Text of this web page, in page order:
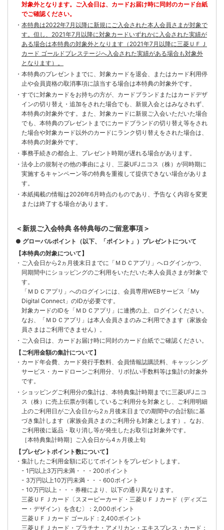
対象外となります。ご入会日は、カードお届け時に同封のカード台紙
でご確認ください。
・ 本特典は2022年7月以降に新規にご入会された本人会員さまが対象で
す。但し、2021年7月以降に対象カードいずれかに入会された実績が
ある場合は本特典の対象外となります（2021年7月以降に三菱ＵＦＪ
カード ゴールドプレステージへ入会された実績がある場合も対象外
となります）。
・本特典のプレゼントまでに、対象カードを退会、またはカード利用停
止や会員資格の取消事項に該当する場合は本特典の対象外です。
・すでに対象カードをお持ちの方が、カードブランドまたはカードデザ
インの切り替え・追加をされた場合でも、新規入会とはみなされず、
本特典の対象外です。また、対象カードに新規ご入会いただいた場合
でも、本特典のプレゼントまでにカードブランドの切り替え等をされ
た場合や対象カード以外のカードにランク切り替えをされた場合は、
本特典の対象外です。
・事務手続きの都合上、プレゼント時期が遅れる場合があります。
・法令上の規制その他の事由により、三菱UFJニコス（株）が同時期に
実施するキャンペーン等の特典を重複して提供できない場合がありま
す。
・本紙掲載の情報は2026年6月時点のものであり、予告なく内容を変更
または終了する場合があります。
＜新規ご入会特典 各特典毎のご留意事項＞
● グローバルポイント（以下、「ポイント」）プレゼントについて
【本特典の対象について】
・ご入会日から2ヵ月後末日までに「ＭＤＣアプリ」へログインかつ、
同期間中にショッピングのご利用をいただいた本人会員さまが対象で
す。
「ＭＤＣアプリ」へのログインには、会員専用WEBサービス「My
Digital Connect」のIDが必要です。
対象カードのIDを「ＭＤＣアプリ」に連携の上、ログインください。
なお、「ＭＤＣアプリ」は本人会員さまのみご利用できます（家族会
員さまはご利用できません）。
・ご入会日は、カードお届け時に同封のカード台紙でご確認ください。
【ご利用金額の集計について】
・カード年会費、カード発行手数料、会員情報誌購読料、キャッシング
サービス・カードローンご利用分、リボ払い手数料等は集計の対象外
です。
・ショッピングご利用分の集計は、本特典集計時期までに三菱UFJニコ
ス（株）に売上伝票が到着しているご利用分を対象とし、ご利用明細
上のご利用日がご入会日から2ヵ月後末日までの期間中の合計額に基
づき集計します（家族会員さまのご利用分も対象とします）。なお、
ご利用後に返品・取り消し等が発生したお取引は対象外です。
［本特典集計時期］ご入会日から4ヵ月後上旬
【プレゼントポイント数について】
・集計したご利用金額に応じてポイントをプレゼントします。
- 1円以上3万円未満・・・200ポイント
- 3万円以上10万円未満・・・600ポイント
- 10万円以上・・・券種により、以下の通り異なります。
三菱ＵＦＪカード〔スヌーピーカード・三菱ＵＦＪカード（ディズニ
ー・デザイン）を含む〕：2,000ポイント
三菱ＵＦＪカード ゴールド：2,400ポイント
三菱ＵＦＪカード・プラチナ・アメリカン・エキスプレス・カード：